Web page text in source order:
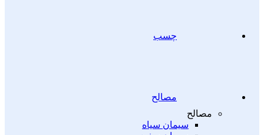
چسب
مصالح
مصالح
سیمان سیاه